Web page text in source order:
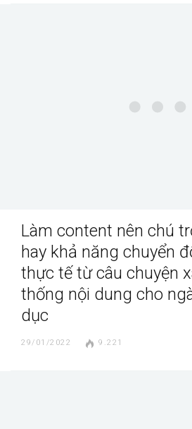
Làm content nên chú
hay khả năng chuyển
thực tế từ câu chuyện
thống nội dung cho
dục
29/01/2022 9.221